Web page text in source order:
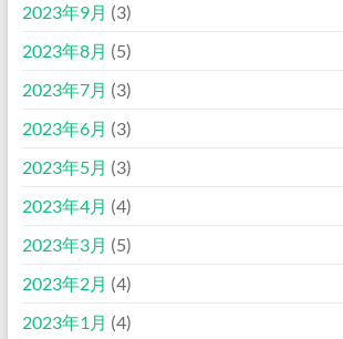
2023年9月 (3)
2023年8月 (5)
2023年7月 (3)
2023年6月 (3)
2023年5月 (3)
2023年4月 (4)
2023年3月 (5)
2023年2月 (4)
2023年1月 (4)